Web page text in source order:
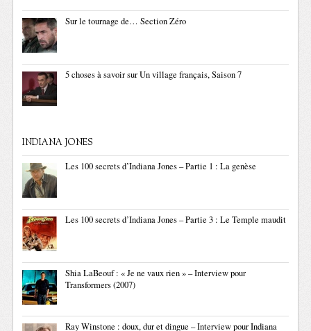
Sur le tournage de… Section Zéro
5 choses à savoir sur Un village français, Saison 7
INDIANA JONES
Les 100 secrets d’Indiana Jones – Partie 1 : La genèse
Les 100 secrets d’Indiana Jones – Partie 3 : Le Temple maudit
Shia LaBeouf : « Je ne vaux rien » – Interview pour
Transformers (2007)
Ray Winstone : doux, dur et dingue – Interview pour Indiana